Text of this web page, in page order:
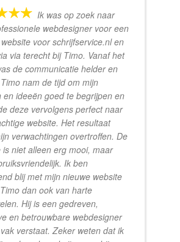
Ik was op zoek naar
webdesigner voor een
voor schrijfservice.nl en
via terecht bij Timo. Vanaf het
de communicatie helder en
nam de tijd om mijn
en ideeën goed te begrijpen en
deze vervolgens perfect naar
website. Het resultaat
verwachtingen overtroffen. De
is niet alleen erg mooi, maar
Ik ben
blij met mijn nieuwe website
dan ook van harte
Hij is een gedreven,
en betrouwbare webdesigner
verstaat. Zeker weten dat ik